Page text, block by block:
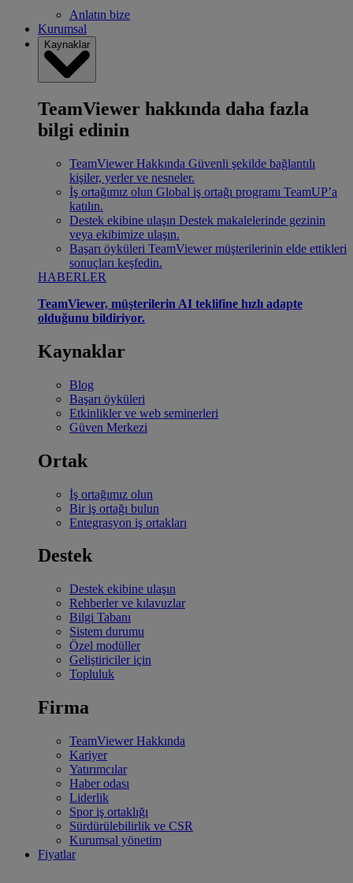
Anlatın bize
Kurumsal
Kaynaklar
TeamViewer hakkında daha fazla
bilgi edinin
TeamViewer Hakkında Güvenli şekilde bağlantılı
kişiler, yerler ve nesneler.
İş ortağımız olun Global iş ortağı programı TeamUP’a
katılın.
Destek ekibine ulaşın Destek makalelerinde gezinin
veya ekibimize ulaşın.
Başarı öyküleri TeamViewer müşterilerinin elde ettikleri
sonuçları keşfedin.
HABERLER
TeamViewer, müşterilerin AI teklifine hızlı adapte
olduğunu bildiriyor.
Kaynaklar
Blog
Başarı öyküleri
Etkinlikler ve web seminerleri
Güven Merkezi
Ortak
İş ortağımız olun
Bir iş ortağı bulun
Entegrasyon iş ortakları
Destek
Destek ekibine ulaşın
Rehberler ve kılavuzlar
Bilgi Tabanı
Sistem durumu
Özel modüller
Geliştiriciler için
Topluluk
Firma
TeamViewer Hakkında
Kariyer
Yatırımcılar
Haber odası
Liderlik
Spor iş ortaklığı
Sürdürülebilirlik ve CSR
Kurumsal yönetim
Fiyatlar